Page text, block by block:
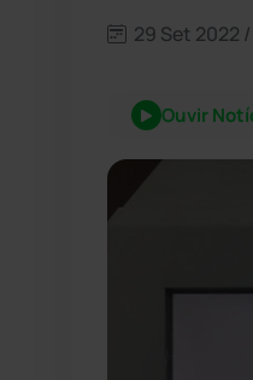
29 Set 2022 /
Ouvir